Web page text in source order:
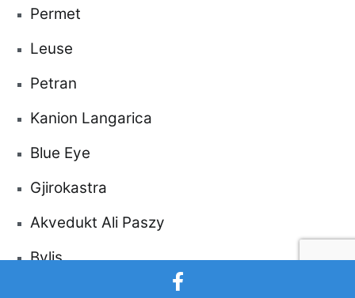
Permet
Leuse
Petran
Kanion Langarica
Blue Eye
Gjirokastra
Akvedukt Ali Paszy
Bylis